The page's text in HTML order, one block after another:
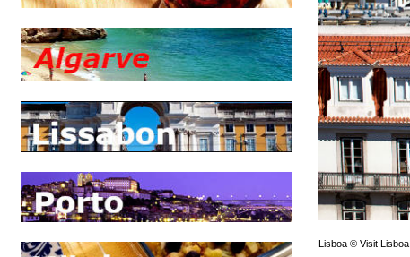
Lisboa © Visit Lisboa